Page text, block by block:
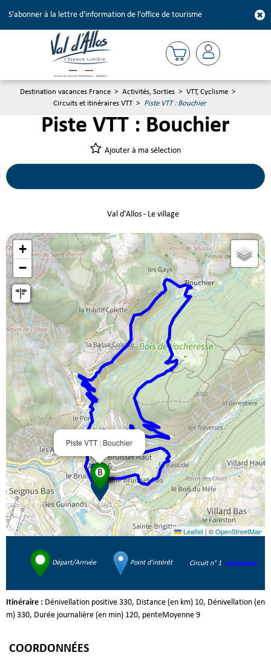
S'abonner à la lettre d'information de l'office de tourisme
Destination vacances France > Activités, Sorties > VTT, Cyclisme >
Circuits et itinéraires VTT > Piste VTT : Bouchier
Piste VTT : Bouchier
Ajouter à ma sélection
Val d'Allos - Le village
Piste VTT : Bouchier
+
−
Leaflet | ©OpenStreetMap
Départ/Arrivée Point d'intérêt Circuit n° 1
Itinéraire : Dénivellation positive 330 Distance (en km) 10 Dénivellation (en
m) 330 Durée journalière (en min) 120 penteMoyenne 9
COORDONNÉES